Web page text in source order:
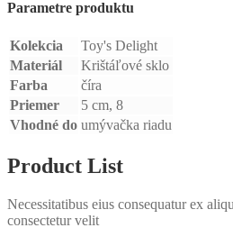
Parametre produktu
Kolekcia
Toy's Delight
Materiál
Krištáľové sklo
Farba
číra
Priemer
5 cm, 8
Vhodné do umývačka riadu
Product List
Necessitatibus eius consequatur ex
consectetur velit